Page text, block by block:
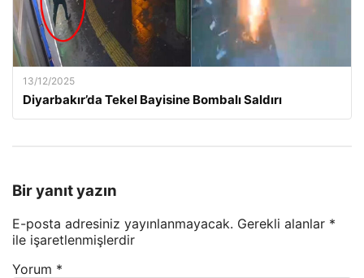
13/12/2025
Diyarbakır’da Tekel Bayisine Bombalı Saldırı
Bir yanıt yazın
E-posta adresiniz yayınlanmayacak. Gerekli alanlar *
ile işaretlenmişlerdir
Yorum *